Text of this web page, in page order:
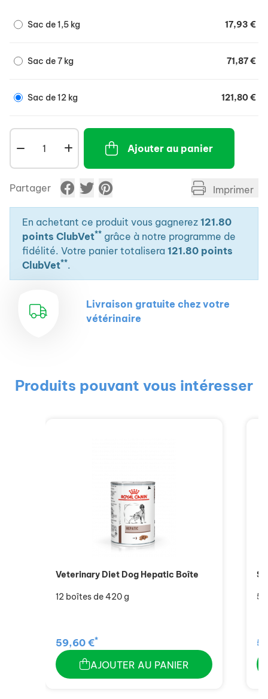
Sac de 1,5 kg 17,93 €
Sac de 7 kg 71,87 €
Sac de 12 kg 121,80 €
Ajouter au panier
Partager Imprimer
En achetant ce produit vous gagnerez 121.80
points ClubVet** grâce à notre programme de
fidélité. Votre panier totalisera 121.80 points
ClubVet**.
Livraison gratuite chez votre
vétérinaire
Produits pouvant vous intéresser
Veterinary Diet Dog Hepatic Boîte
12 boîtes de 420 g
59,60 €*
AJOUTER AU PANIER
5